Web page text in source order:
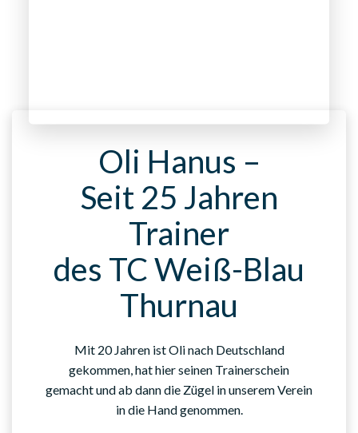
Oli Hanus –
Seit 25 Jahren
Trainer
des TC Weiß-Blau
Thurnau
Mit 20 Jahren ist Oli nach Deutschland
gekommen, hat hier seinen Trainerschein
gemacht und ab dann die Zügel in unserem Verein
in die Hand genommen.